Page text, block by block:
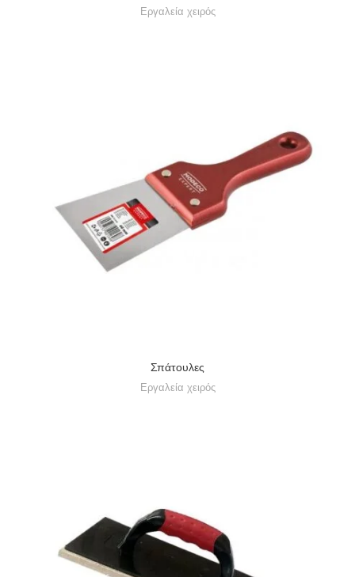
Εργαλεία χειρός
Σπάτουλες
Εργαλεία χειρός